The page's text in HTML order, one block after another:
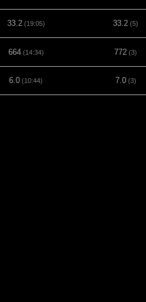
33.2(19:05) 33.2 (5)
664(14:34) 772 (3)
6.0 (10:44) 7.0(3)